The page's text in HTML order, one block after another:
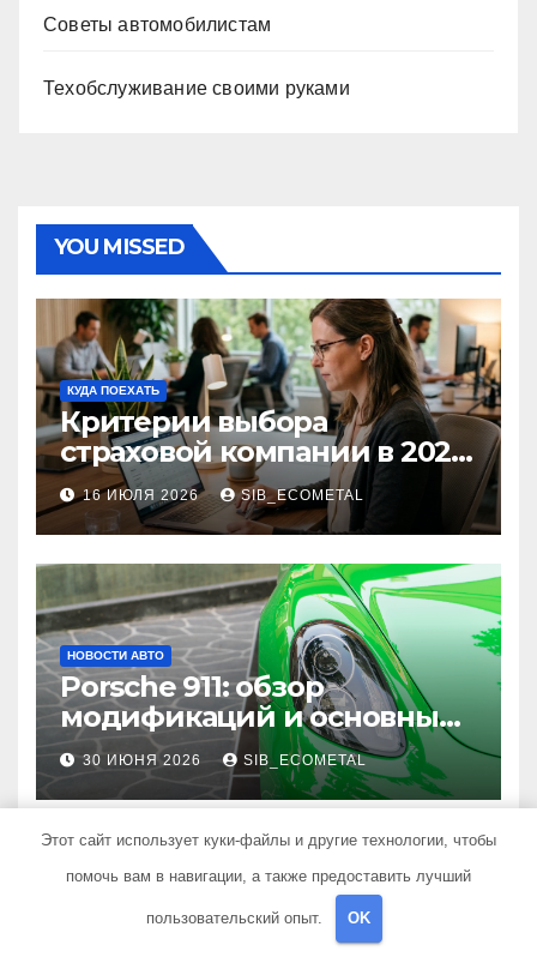
Советы автомобилистам
Техобслуживание своими руками
YOU MISSED
КУДА ПОЕХАТЬ
Критерии выбора
страховой компании в 2026
году: надежность и
реальные отзывы о
выплатах
16 ИЮЛЯ 2026 SIB_ECOMETAL
НОВОСТИ АВТО
Porsche 911: обзор
модификаций и основные
характеристики
30 ИЮНЯ 2026 SIB_ECOMETAL
НОВОСТИ АВТО
Этот сайт использует куки-файлы и другие технологии, чтобы
помочь вам в навигации, а также предоставить лучший
пользовательский опыт. OK